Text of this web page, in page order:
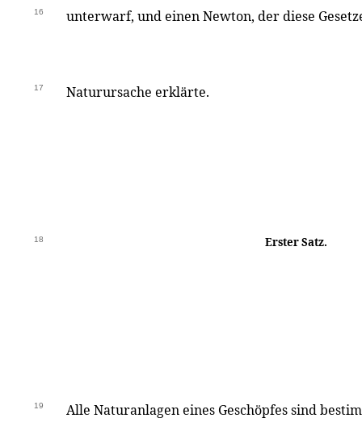
16 unterwarf, und einen Newton, der diese
17 Naturursache erklärte.
18 Erster Satz.
19 Alle Naturanlagen eines Geschöpfes sind